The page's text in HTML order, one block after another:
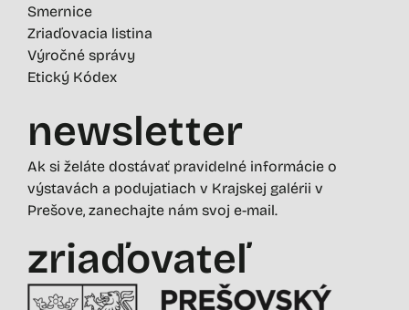
Smernice
Zriaďovacia listina
Výročné správy
Etický Kódex
newsletter
Ak si želáte dostávať pravidelné informácie o
výstavách a podujatiach v Krajskej galérii v
Prešove, zanechajte nám svoj e-mail.
zriaďovateľ